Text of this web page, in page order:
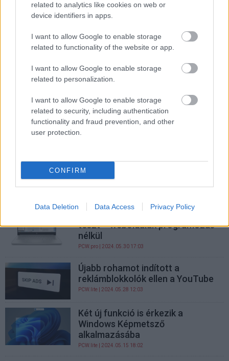
related to analytics like cookies on web or
device identifiers in apps.
I want to allow Google to enable storage
related to functionality of the website or app.
I want to allow Google to enable storage
related to personalization.
I want to allow Google to enable storage
related to security, including authentication
functionality and fraud prevention, and other
user protection.
CONFIRM
Data Deletion Data Access Privacy Policy
Régi játékok friss látványvilággal,
házilag – mennyire segít ebben az
PCW.master| 2024.08.12 15:32
találmánnyal is képviseltetik
magukat a római Maker Faire-en
Valaki pizzagépként adott el egy
PlayStation 5 dev kitet
PCW.master
Befutottak az ASUS Thor
kalapácsára hasonlító gamer
állomásának specifikációi
Incomedia WebSite X5 Pro 2024
teszt – weboldalak programozás
nélkül
PCW.pro | 2024.05.30 17:03
Újabb rohamot indított a
reklámblokkolók ellen a YouTube
PCW.lite | 2024.05.28 12:03
Két új funkció is érkezik a
Windows Képmetsző
alkalmazásába
PCW.lite | 2024.05.15 18:02